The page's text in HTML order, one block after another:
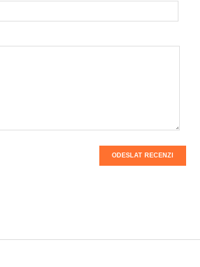
ODESLAT RECENZI